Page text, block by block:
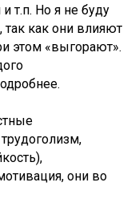
т.п. Но я не буду
так как они влияют
этом «выгорают».
они во